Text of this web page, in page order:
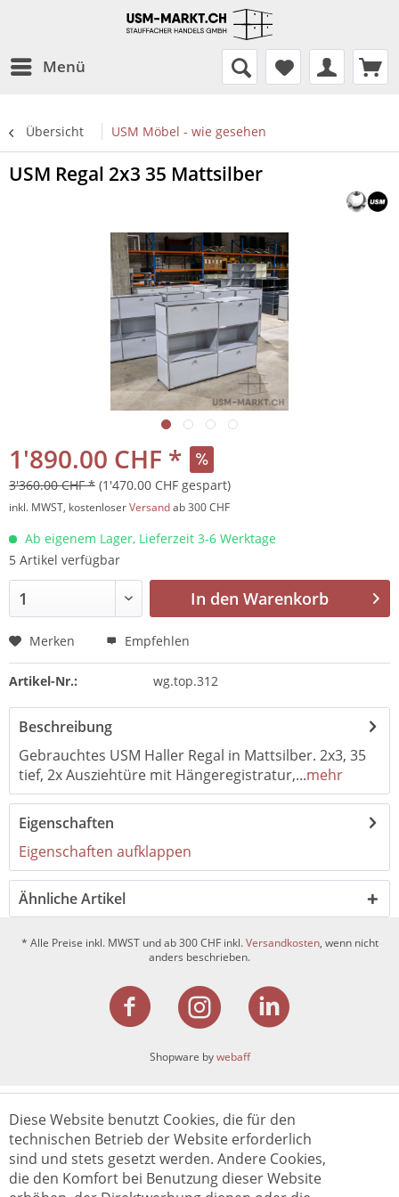
Menü
Übersicht USM Möbel - wie gesehen
USM Regal 2x3 35 Mattsilber
1'890.00 CHF *
3'360.00 CHF * (1'470.00 CHF gespart)
inkl. MWST, kostenloserVersandab 300 CHF
Ab eigenem Lager, Lieferzeit 3-6 Werktage
5 Artikel verfügbar
In den Warenkorb
Merken Empfehlen
Artikel-Nr.: wg.top.312
Beschreibung
Gebrauchtes USM Haller Regal in Mattsilber. 2x3, 35
tief, 2x Ausziehtüre mit Hängeregistratur,...mehr
Eigenschaften
Eigenschaften aufklappen
Ähnliche Artikel
* Alle Preise inkl. MWST und ab 300 CHF inkl.Versandkosten, wenn nicht
anders beschrieben.
Shopware bywebaff
Diese Website benutzt Cookies, die für den
technischen Betrieb der Website erforderlich
sind und stets gesetzt werden. Andere Cookies,
die den Komfort bei Benutzung dieser Website